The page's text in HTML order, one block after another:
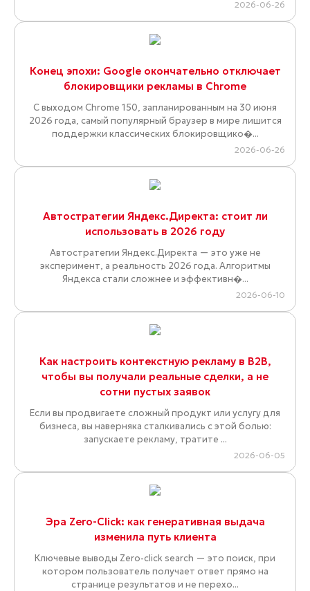
2026-06-26
Конец эпохи: Google окончательно отключает
блокировщики рекламы в Chrome
С выходом Chrome 150, запланированным на 30 июня
2026 года, самый популярный браузер в мире лишится
поддержки классических блокировщико�...
2026-06-26
Автостратегии Яндекс.Директа: стоит ли
использовать в 2026 году
Автостратегии Яндекс.Директа — это уже не
эксперимент, а реальность 2026 года. Алгоритмы
Яндекса стали сложнее и эффективн�...
2026-06-10
Как настроить контекстную рекламу в B2B,
чтобы вы получали реальные сделки, а не
сотни пустых заявок
Если вы продвигаете сложный продукт или услугу для
бизнеса, вы наверняка сталкивались с этой болью:
запускаете рекламу, тратите ...
2026-06-05
Эра Zero-Click: как генеративная выдача
изменила путь клиента
Ключевые выводы Zero-click search — это поиск, при
котором пользователь получает ответ прямо на
странице результатов и не перехо...